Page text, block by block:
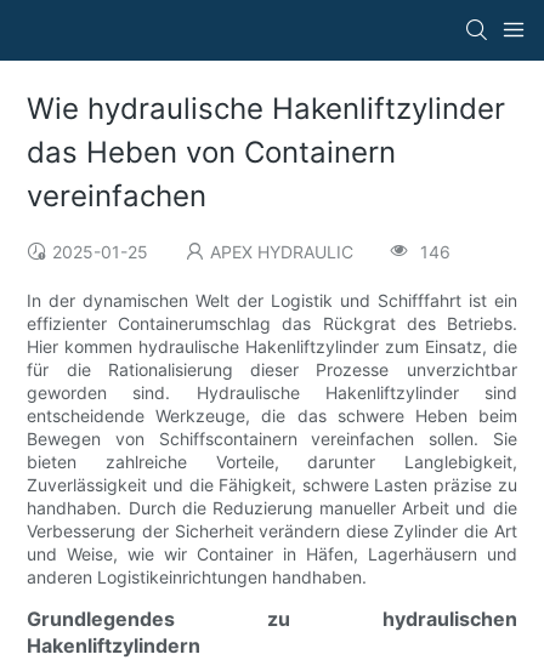
Wie hydraulische Hakenliftzylinder
das Heben von Containern
vereinfachen
2025-01-25 APEX HYDRAULIC 146
In der dynamischen Welt der Logistik und Schifffahrt ist ein
effizienter Containerumschlag das Rückgrat des Betriebs.
Hier kommen hydraulische Hakenliftzylinder zum Einsatz, die
für die Rationalisierung dieser Prozesse unverzichtbar
geworden sind. Hydraulische Hakenliftzylinder sind
entscheidende Werkzeuge, die das schwere Heben beim
Bewegen von Schiffscontainern vereinfachen sollen. Sie
bieten zahlreiche Vorteile, darunter Langlebigkeit,
Zuverlässigkeit und die Fähigkeit, schwere Lasten präzise zu
handhaben. Durch die Reduzierung manueller Arbeit und die
Verbesserung der Sicherheit verändern diese Zylinder die Art
und Weise, wie wir Container in Häfen, Lagerhäusern und
anderen Logistikeinrichtungen handhaben.
Grundlegendes zu hydraulischen
Hakenliftzylindern